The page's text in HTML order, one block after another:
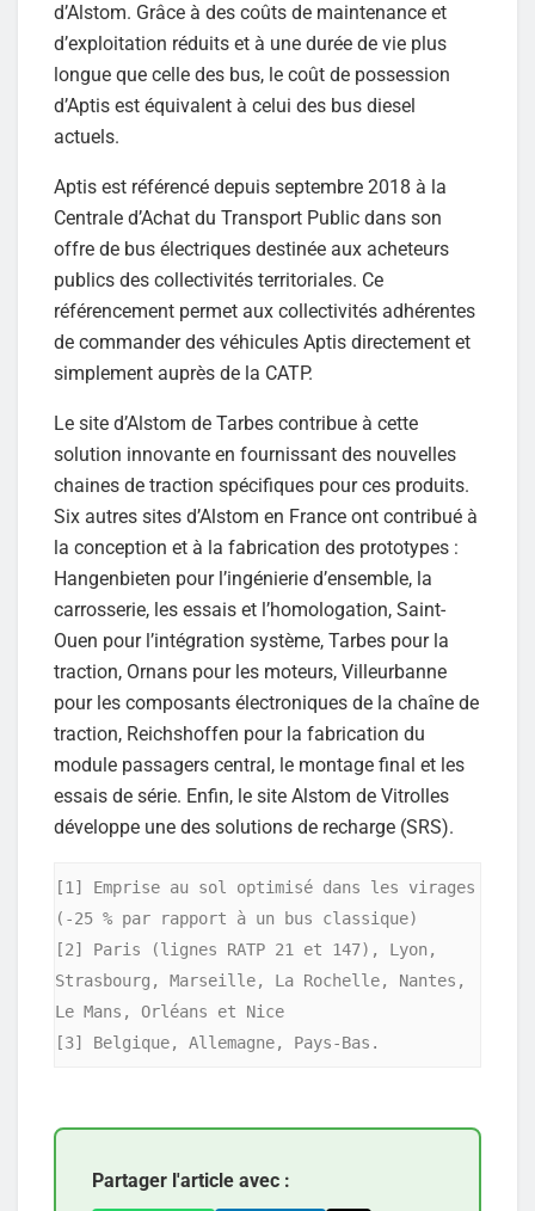
d’Alstom. Grâce à des coûts de maintenance et
d’exploitation réduits et à une durée de vie plus
longue que celle des bus, le coût de possession
d’Aptis est équivalent à celui des bus diesel
actuels.
Aptis est référencé depuis septembre 2018 à la
Centrale d’Achat du Transport Public dans son
offre de bus électriques destinée aux acheteurs
publics des collectivités territoriales. Ce
référencement permet aux collectivités adhérentes
de commander des véhicules Aptis directement et
simplement auprès de la CATP.
Le site d’Alstom de Tarbes contribue à cette
solution innovante en fournissant des nouvelles
chaines de traction spécifiques pour ces produits.
Six autres sites d’Alstom en France ont contribué à
la conception et à la fabrication des prototypes :
Hangenbieten pour l’ingénierie d’ensemble, la
carrosserie, les essais et l’homologation, Saint-
Ouen pour l’intégration système, Tarbes pour la
traction, Ornans pour les moteurs, Villeurbanne
pour les composants électroniques de la chaîne de
traction, Reichshoffen pour la fabrication du
module passagers central, le montage final et les
essais de série. Enfin, le site Alstom de Vitrolles
développe une des solutions de recharge (SRS).
[1] Emprise au sol optimisé dans les virages
(-25 % par rapport à un bus classique)
[2] Paris (lignes RATP 21 et 147), Lyon,
Strasbourg, Marseille, La Rochelle, Nantes,
Le Mans, Orléans et Nice
Partager l'article avec :